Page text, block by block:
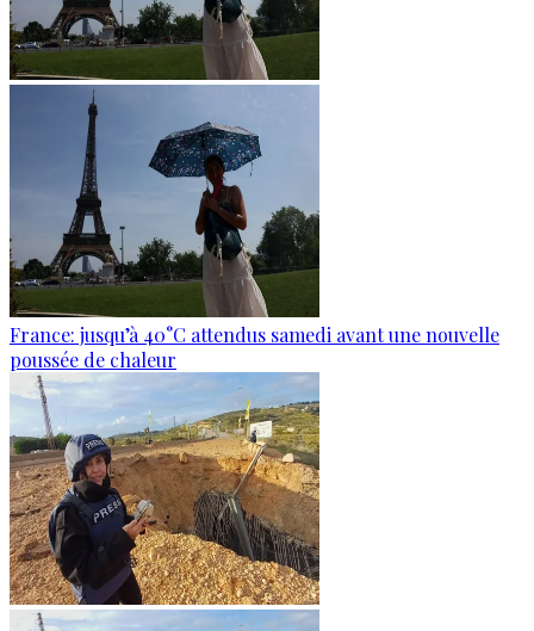
France: jusqu’à 40°C attendus samedi avant une nouvelle
poussée de chaleur